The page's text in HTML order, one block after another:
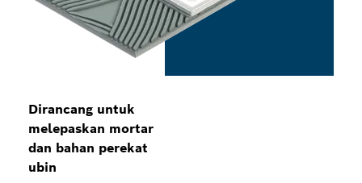
Dirancang untuk
melepaskan mortar
dan bahan perekat
ubin